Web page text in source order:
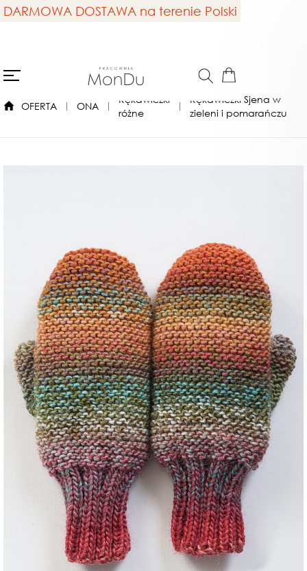
DARMOWA DOSTAWA na terenie Polski
OFERTA ONA
Rękawiczki
różne
Rękawiczki Sjena w
zieleni i pomarańczu